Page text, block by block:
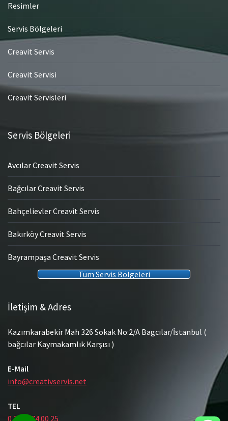
Resimler
Servis Bölgeleri
Creavit Servis
Creavit Servisi
Creavit Servisleri
Servis Bölgeleri
Avcılar Creavit Servis
Bağcılar Creavit Servis
Bahçelievler Creavit Servis
Bakırköy Creavit Servis
Bayrampaşa Creavit Servis
Tüm Servis Bölgeleri
İletişim & Adres
Kazımkarabekir Mah 326 Sokak No:2/A Bagcılar/İstanbul (
bağcılar Kaymakamlık Karşısı )
E-Mail
info@creativservis.net
TEL
0 212 474 00 25